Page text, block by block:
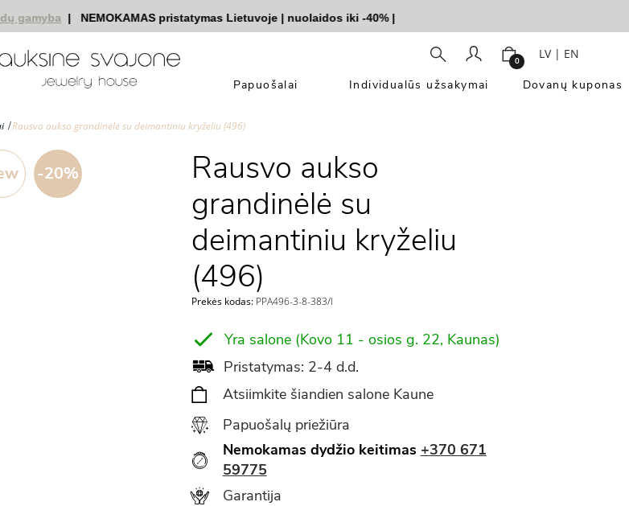
| NEMOKAMAS pristatymas Lietuvoje|nuolaidos iki -40%|
0 LV| EN
Papuošalai Individualūs užsakymai Dovanų kuponas
Rausvo aukso grandinėlė su deimantiniu kryželiu (496)
-20%
Rausvo aukso
grandinėlė su
deimantiniu kryželiu
(496)
Prekės kodas:PPA496-3-8-383/l
Yra salone (Kovo 11 - osios g. 22, Kaunas)
Pristatymas: 2-4 d.d.
Atsiimkite šiandien salone Kaune
Papuošalų priežiūra
Nemokamas dydžio keitimas +370 671
59775
Garantija